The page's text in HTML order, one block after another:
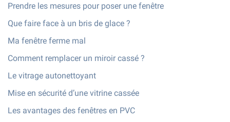
Prendre les mesures pour poser une fenêtre
Que faire face à un bris de glace ?
Ma fenêtre ferme mal
Comment remplacer un miroir cassé ?
Le vitrage autonettoyant
Mise en sécurité d’une vitrine cassée
Les avantages des fenêtres en PVC